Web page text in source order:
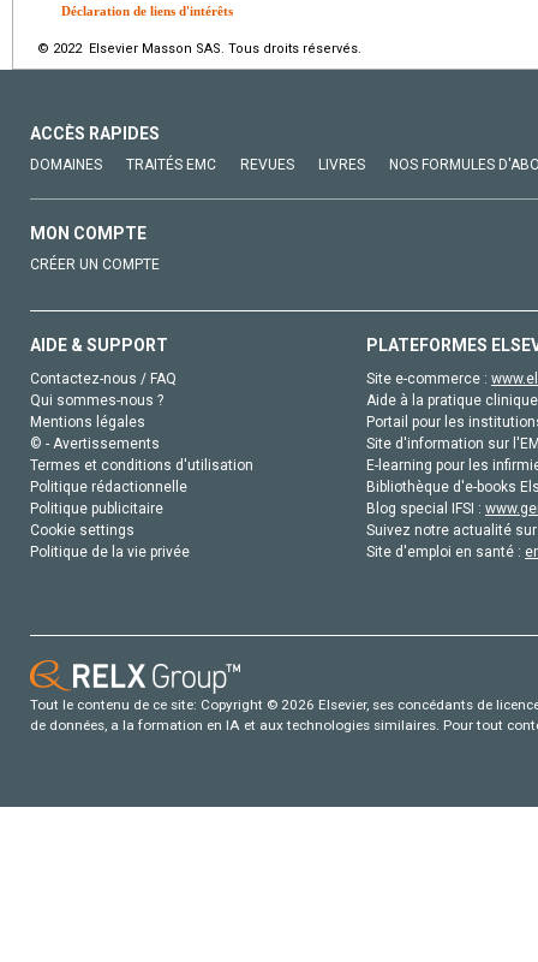
Déclaration de liens d'intérêts
© 2022 Elsevier Masson SAS. Tous droits réservés.
ACCÈS RAPIDES
DOMAINES TRAITÉS EMC REVUES LIVRES NOS FORMULES
MON COMPTE
CRÉER UN COMPTE
AIDE & SUPPORT
Contactez-nous / FAQ
Qui sommes-nous ?
Mentions légales
© - Avertissements
Termes et conditions d'utilisation
Politique rédactionnelle
Politique publicitaire
Cookie settings
Politique de la vie privée
PLATEFORMES
Site e-commerce :
Aide à la pratique
Portail pour les
Site d'information sur
E-learning pour les
Bibliothèque d'e-books
Blog special IFSI :
Suivez notre actualité
Site d'emploi en santé :
Tout le contenu de ce site: Copyright © 2026 Elsevier, ses concédants de
de données, a la formation en IA et aux technologies similaires. Pour tout